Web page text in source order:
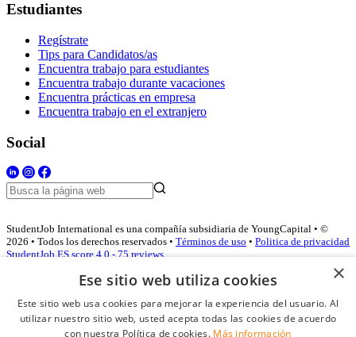
Estudiantes
Regístrate
Tips para Candidatos/as
Encuentra trabajo para estudiantes
Encuentra trabajo durante vacaciones
Encuentra prácticas en empresa
Encuentra trabajo en el extranjero
Social
StudentJob International es una compañía subsidiaria de YoungCapital • ©
2026 • Todos los derechos reservados • Términos de uso • Politica de privacidad
StudentJob ES score 4.0 - 75 reviews
Acceso empresas
×
Ese sitio web utiliza cookies
Este sitio web usa cookies para mejorar la experiencia del usuario. Al
utilizar nuestro sitio web, usted acepta todas las cookies de acuerdo
con nuestra Política de cookies. Más información